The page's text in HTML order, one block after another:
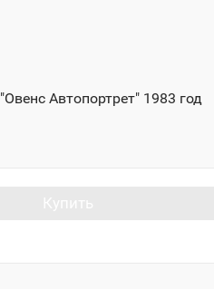
Автопортрет" 1983 год